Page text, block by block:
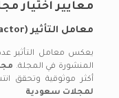
معايير اختيار
معامل التأثير (Impact Factor)
يعكس معامل التأثير
المنشورة في المجلة.
أكثر موثوقية وتحقق
لمجلات سعودية